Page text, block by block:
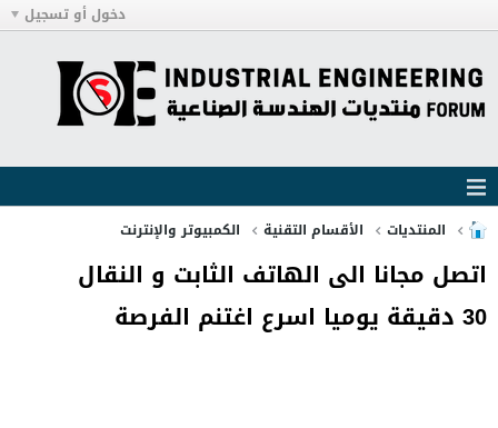
دخول أو تسجيل
المنتديات الأقسام التقنية الكمبيوتر والإنترنت
اتصل مجانا الى الهاتف الثابت و النقال
30 دقيقة يوميا اسرع اغتنم الفرصة